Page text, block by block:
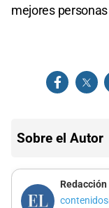
mejores
Sobre el Autor
Redacción